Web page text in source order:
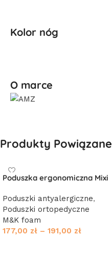
Kolor nóg
O marce
Produkty Powiązane
Poduszka ergonomiczna Mixi
Poduszki antyalergiczne,
Poduszki ortopedyczne
M&K foam
177,00 zł – 191,00 zł